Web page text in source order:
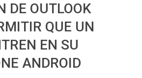
DE OUTLOOK
QUE UN
EN SU
ANDROID